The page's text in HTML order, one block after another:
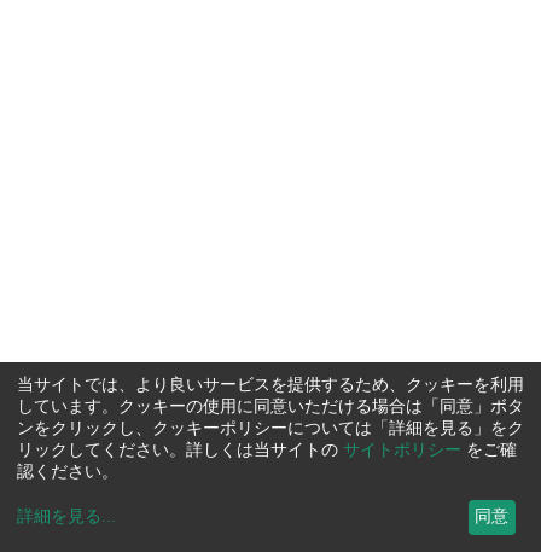
当サイトでは、より良いサービスを提供するため、クッキーを利用
しています。クッキーの使用に同意いただける場合は「同意」ボタ
ンをクリックし、クッキーポリシーについては「詳細を見る」をク
リックしてください。詳しくは当サイトの サイトポリシー をご確
認ください。
詳細を見る ... 同意